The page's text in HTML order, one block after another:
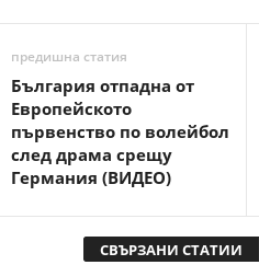
предишна статия
България отпадна от
Европейското
първенство по волейбол
след драма срещу
Германия (ВИДЕО)
СВЪРЗАНИ СТАТИИ